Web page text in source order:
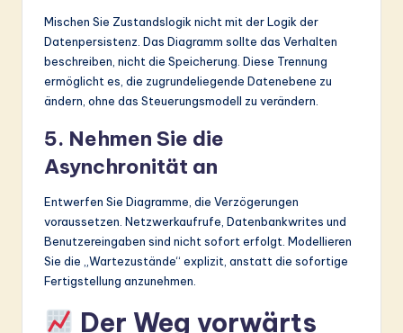
Mischen Sie Zustandslogik nicht mit der Logik der
Datenpersistenz. Das Diagramm sollte das Verhalten
beschreiben, nicht die Speicherung. Diese Trennung
ermöglicht es, die zugrundeliegende Datenebene zu
ändern, ohne das Steuerungsmodell zu verändern.
5. Nehmen Sie die
Asynchronität an
Entwerfen Sie Diagramme, die Verzögerungen
voraussetzen. Netzwerkaufrufe, Datenbankwrites und
Benutzereingaben sind nicht sofort erfolgt. Modellieren
Sie die „Wartezustände“ explizit, anstatt die sofortige
Fertigstellung anzunehmen.
Der Weg vorwärts